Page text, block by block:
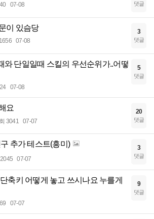
07-08 댓글
이 있슴당
07-08
3
댓글
와 단일일때 스킬의 우선순위가..어떻
07-08
5
댓글
요
3041 07-07
20
댓글
추가 테스트(흥미)
07-07
3
댓글
축키 어떻게 놓고 쓰시나요 누를게
07-07
9
댓글